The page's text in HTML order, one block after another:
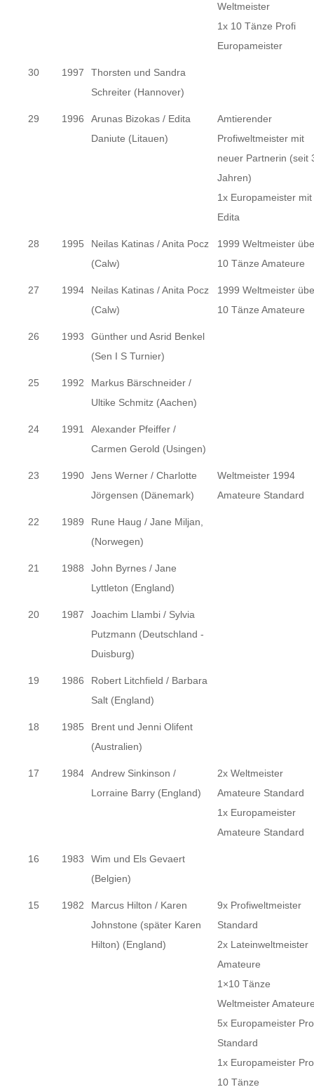
Weltmeister
1x 10 Tänze Profi
Europameister
30 1997
Thorsten und Sandra
Schreiter (Hannover)
29 1996
Arunas Bizokas / Edita
Daniute (Litauen)
Amtierender
Profiweltmeister mit
neuer Partnerin (seit
Jahren)
1x Europameister mit
Edita
28 1995
Neilas Katinas / Anita Pocz
(Calw)
1999 Weltmeister
10 Tänze Amateure
27 1994
Neilas Katinas / Anita Pocz
(Calw)
1999 Weltmeister
10 Tänze Amateure
26 1993
Günther und Asrid Benkel
(Sen I S Turnier)
25 1992
Markus Bärschneider /
Ultike Schmitz (Aachen)
24 1991
Alexander Pfeiffer /
Carmen Gerold (Usingen)
23 1990
Jens Werner / Charlotte
Jörgensen (Dänemark)
Weltmeister 1994
Amateure Standard
22 1989
Rune Haug / Jane Miljan,
(Norwegen)
21 1988
John Byrnes / Jane
Lyttleton (England)
20 1987
Joachim Llambi / Sylvia
Putzmann (Deutschland -
Duisburg)
19 1986
Robert Litchfield / Barbara
Salt (England)
18 1985
Brent und Jenni Olifent
(Australien)
17 1984
Andrew Sinkinson /
Lorraine Barry (England)
2x Weltmeister
Amateure Standard
1x Europameister
Amateure Standard
16 1983
Wim und Els Gevaert
(Belgien)
15 1982
Marcus Hilton / Karen
Johnstone (später Karen
Hilton) (England)
9x Profiweltmeister
Standard
2x Lateinweltmeister
Amateure
1×10 Tänze
Weltmeister
5x Europameister
Standard
1x Europameister
10 Tänze